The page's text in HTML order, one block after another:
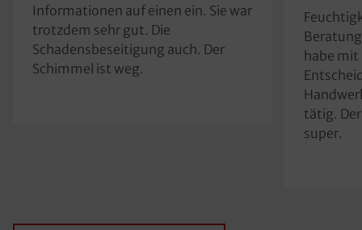
Informationen auf einen ein. Sie war
trotzdem sehr gut. Die
Schadensbeseitigung auch. Der
Schimmel ist weg.
habe mit
tätig.
super.